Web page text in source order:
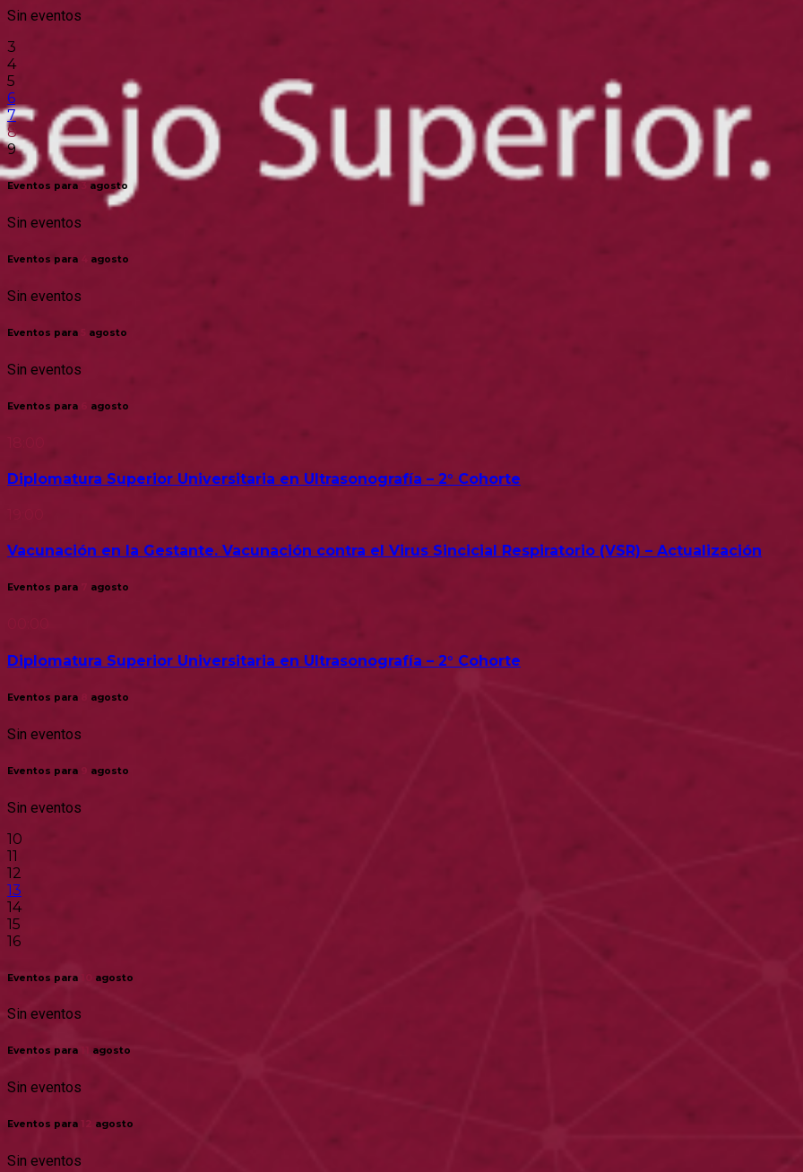
Sin eventos
3
4
5
6
7
8
9
Eventos para agosto
Sin eventos
Eventos para agosto
Sin eventos
Eventos para agosto
Sin eventos
Eventos para agosto
Diplomatura Superior Universitaria en Ultrasonografía – 2° Cohorte
Vacunación en la Gestante. Vacunación contra el Virus Sincicial Respiratorio (VSR) – Actualización
Eventos para agosto
Diplomatura Superior Universitaria en Ultrasonografía – 2° Cohorte
Eventos para agosto
Sin eventos
Eventos para agosto
Sin eventos
10
11
12
13
14
15
16
Eventos para agosto
Sin eventos
Eventos para agosto
Sin eventos
Eventos para 12 agosto
Sin eventos